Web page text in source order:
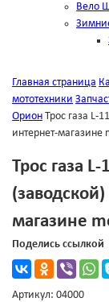
Вело
Главная страница
мототехники
Орион Трос газа L-
интернет-магазине
Трос газа
магазине
Поделись ссылкой
Артикул: 04000